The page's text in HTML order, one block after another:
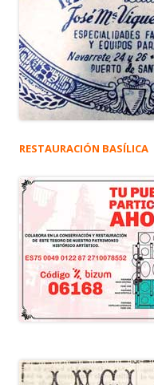
RESTAURACIÓN BASÍLICA